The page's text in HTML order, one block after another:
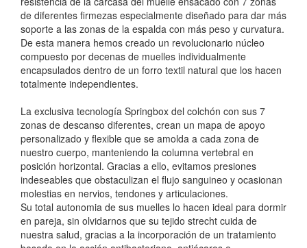
de diferentes firmezas especialmente diseñado para dar más
soporte a las zonas de la espalda con más peso y curvatura.
De esta manera hemos creado un revolucionario núcleo
compuesto por decenas de muelles individualmente
encapsulados dentro de un forro textil natural que los hacen
totalmente independientes.
La exclusiva tecnología Springbox del colchón con sus 7
zonas de descanso diferentes, crean un mapa de apoyo
personalizado y flexible que se amolda a cada zona de
nuestro cuerpo, manteniendo la columna vertebral en
posición horizontal. Gracias a ello, evitamos presiones
indeseables que obstaculizan el flujo sanguineo y ocasionan
molestias en nervios, tendones y articulaciones.
Su total autonomia de sus muelles lo hacen ideal para dormir
en pareja, sin olvidarnos que su tejido strecht cuida de
nuestra salud, gracias a la incorporación de un tratamiento